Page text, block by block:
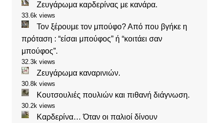
Ζευγάρωμα καρδερίνας με κανάρα.
33.6k views
Τον ξέρουμε τον μπούφο? Από που βγήκε η
πρόταση : “είσαι μπούφος” ή “κοιτάει σαν
μπούφος”.
32.3k views
Ζευγάρωμα καναρινιών.
30.8k views
Κουτσουλιές πουλιών και πιθανή διάγνωση.
30.2k views
Καρδερίνα… Όταν οι παλιοί δίνουν